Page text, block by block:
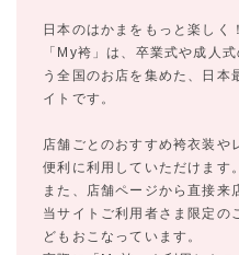
日本のはかまをもっと楽しく！
「My袴」は、卒業式や成人
う全国のお店を集めた、日本
イトです。
店舗ごとのおすすめ袴衣装や
便利に利用していただけます。
また、店舗ページから直接来
当サイトご利用者さま限定の
どもおこなっています。